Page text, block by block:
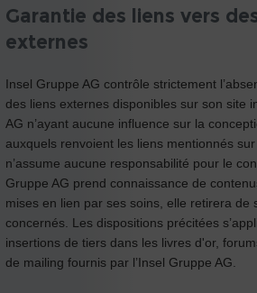
Garantie des liens vers
externes
Insel Gruppe AG contrôle strictement
des liens externes disponibles sur son site
AG n’ayant aucune influence sur la
auxquels renvoient les liens mentionnés
n’assume aucune responsabilité pour le
Gruppe AG prend connaissance de
mises en lien par ses soins, elle retirera de
concernés. Les dispositions précitées
insertions de tiers dans les livres d'or,
de mailing fournis par l’Insel Gruppe AG.